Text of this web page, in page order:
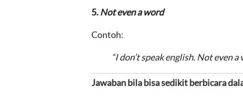
5.Not even a word
Contoh:
“I don’t speak english. Not even a
Jawabanbila bisa sedikit berbicara